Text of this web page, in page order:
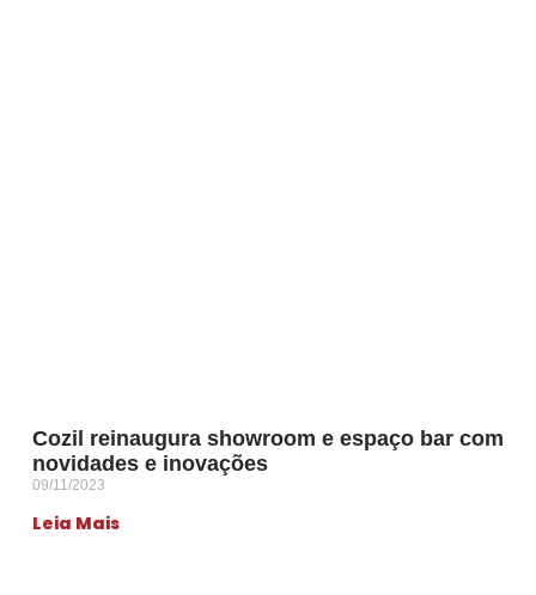
Cozil reinaugura showroom e espaço bar com
novidades e inovações
09/11/2023
Leia Mais